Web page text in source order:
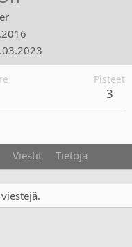
Pisteet
3
Viestit Tietoja